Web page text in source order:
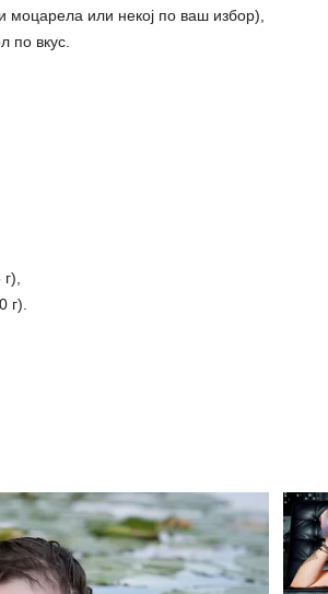
моцарела или некој по ваш избор),
по вкус.
г).